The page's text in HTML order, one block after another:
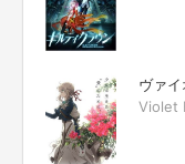
ヴァ
Violet